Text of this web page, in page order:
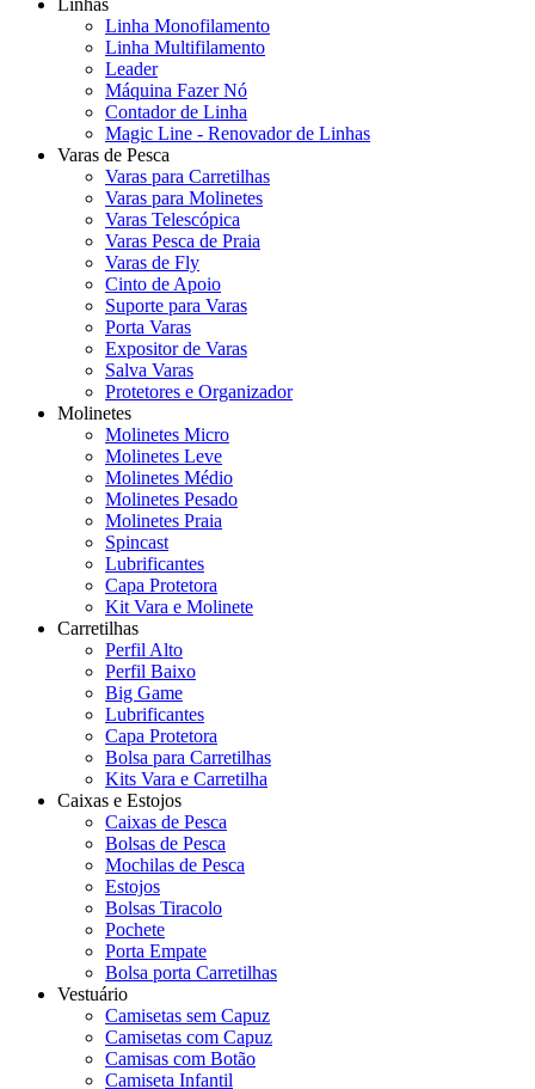
Linhas
Linha Monofilamento
Linha Multifilamento
Leader
Máquina Fazer Nó
Contador de Linha
Magic Line - Renovador de Linhas
Varas de Pesca
Varas para Carretilhas
Varas para Molinetes
Varas Telescópica
Varas Pesca de Praia
Varas de Fly
Cinto de Apoio
Suporte para Varas
Porta Varas
Expositor de Varas
Salva Varas
Protetores e Organizador
Molinetes
Molinetes Micro
Molinetes Leve
Molinetes Médio
Molinetes Pesado
Molinetes Praia
Spincast
Lubrificantes
Capa Protetora
Kit Vara e Molinete
Carretilhas
Perfil Alto
Perfil Baixo
Big Game
Lubrificantes
Capa Protetora
Bolsa para Carretilhas
Kits Vara e Carretilha
Caixas e Estojos
Caixas de Pesca
Bolsas de Pesca
Mochilas de Pesca
Estojos
Bolsas Tiracolo
Pochete
Porta Empate
Bolsa porta Carretilhas
Vestuário
Camisetas sem Capuz
Camisetas com Capuz
Camisas com Botão
Camiseta Infantil